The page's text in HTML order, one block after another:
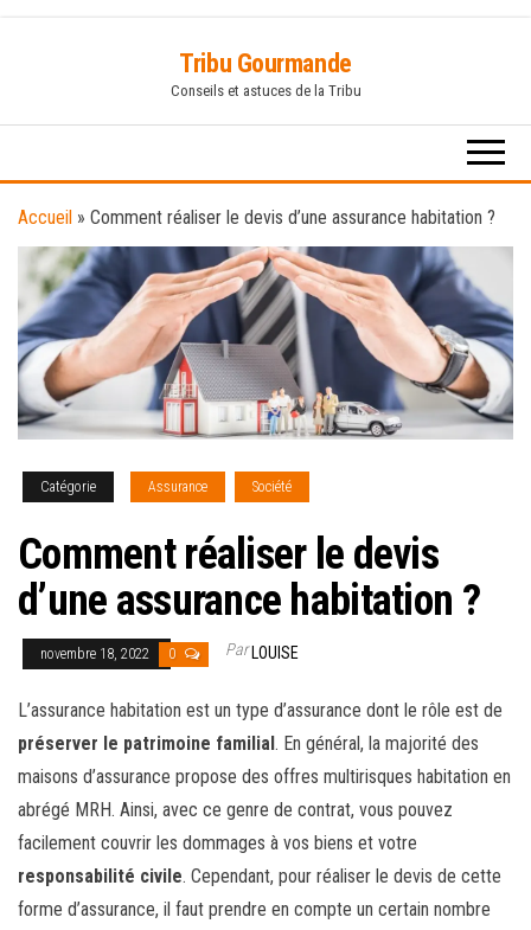
content
Tribu Gourmande
Conseils et astuces de la Tribu
Accueil » Comment réaliser le devis d’une assurance habitation ?
Catégorie Assurance Société
Comment réaliser le devis
d’une assurance habitation ?
novembre 18, 2022 0 ParLOUISE
L’assurance habitation est un type d’assurance dont le rôle est de
préserver le patrimoine familial . En général, la majorité des
maisons d’assurance propose des offres multirisques habitation en
abrégé MRH. Ainsi, avec ce genre de contrat, vous pouvez
facilement couvrir les dommages à vos biens et votre
responsabilité civile. Cependant, pour réaliser le devis de cette
forme d’assurance, il faut prendre en compte un certain nombre